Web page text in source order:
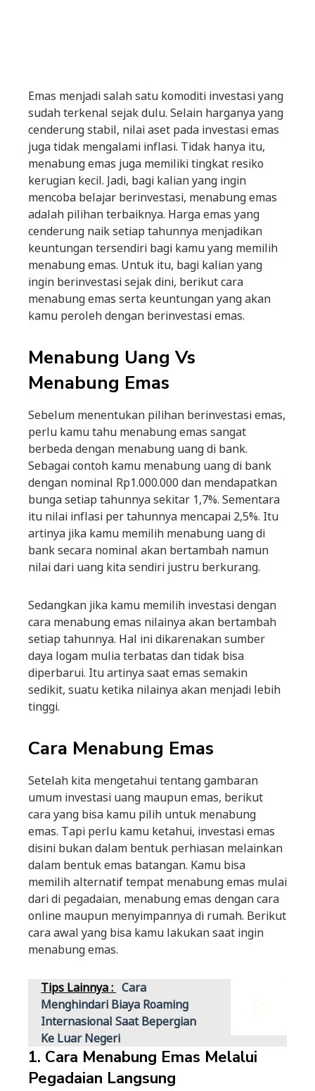
Emas menjadi salah satu komoditi investasi yang
sudah terkenal sejak dulu. Selain harganya yang
cenderung stabil, nilai aset pada investasi emas
juga tidak mengalami inflasi. Tidak hanya itu,
menabung emas juga memiliki tingkat resiko
kerugian kecil. Jadi, bagi kalian yang ingin
mencoba belajar berinvestasi, menabung emas
adalah pilihan terbaiknya. Harga emas yang
cenderung naik setiap tahunnya menjadikan
keuntungan tersendiri bagi kamu yang memilih
menabung emas. Untuk itu, bagi kalian yang
ingin berinvestasi sejak dini, berikut cara
menabung emas serta keuntungan yang akan
kamu peroleh dengan berinvestasi emas.
Menabung Uang Vs
Menabung Emas
Sebelum menentukan pilihan berinvestasi emas,
perlu kamu tahu menabung emas sangat
berbeda dengan menabung uang di bank.
Sebagai contoh kamu menabung uang di bank
dengan nominal Rp1.000.000 dan mendapatkan
bunga setiap tahunnya sekitar 1,7%. Sementara
itu nilai inflasi per tahunnya mencapai 2,5%. Itu
artinya jika kamu memilih menabung uang di
bank secara nominal akan bertambah namun
nilai dari uang kita sendiri justru berkurang.
Sedangkan jika kamu memilih investasi dengan
cara menabung emas nilainya akan bertambah
setiap tahunnya. Hal ini dikarenakan sumber
daya logam mulia terbatas dan tidak bisa
diperbarui. Itu artinya saat emas semakin
sedikit, suatu ketika nilainya akan menjadi lebih
tinggi.
Cara Menabung Emas
Setelah kita mengetahui tentang gambaran
umum investasi uang maupun emas, berikut
cara yang bisa kamu pilih untuk menabung
emas. Tapi perlu kamu ketahui, investasi emas
disini bukan dalam bentuk perhiasan melainkan
dalam bentuk emas batangan. Kamu bisa
memilih alternatif tempat menabung emas mulai
dari di pegadaian, menabung emas dengan cara
online maupun menyimpannya di rumah. Berikut
cara awal yang bisa kamu lakukan saat ingin
menabung emas.
Tips Lainnya : Cara
Menghindari Biaya Roaming
Internasional Saat Bepergian
Ke Luar Negeri
1. Cara Menabung Emas Melalui
Pegadaian Langsung